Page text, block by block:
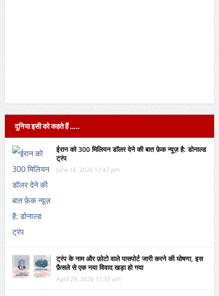
दुनिया इसी को कहते हैं …..
ईरान को 300 मिलियन डॉलर देने की बात फ़ेक न्यूज़ है: डोनाल्ड
ट्रंप
June 16, 2026 12:47 pm
ट्रंप के नाम और फ़ोटो वाले पासपोर्ट जारी करने की घोषणा, इस
फ़ैसले से एक नया विवाद खड़ा हो गया
April 29, 2026 11:33 am